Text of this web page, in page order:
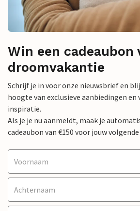
Win een cadeaubon
droomvakantie
Schrijf je in voor onze nieuwsbrief en
hoogte van exclusieve aanbiedingen en
inspiratie.
Als je je nu aanmeldt, maak je
cadeaubon van €150 voor jouw